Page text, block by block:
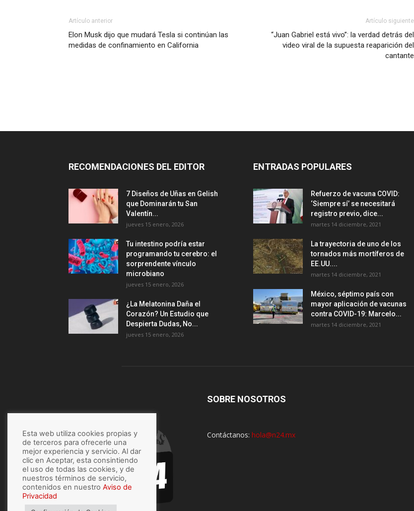
Artículo anterior
Elon Musk dijo que mudará Tesla si continúan las
medidas de confinamiento en California
Artículo siguiente
“Juan Gabriel está vivo”: la verdad detrás del
video viral de la supuesta reaparición del
cantante
RECOMENDACIONES DEL EDITOR
7 Diseños de Uñas en Gelish
que Dominarán tu San
Valentín...
jueves 15 enero, 2026
Tu intestino podría estar
programando tu cerebro: el
sorprendente vínculo
microbiano
jueves 15 enero, 2026
¿La Melatonina Daña el
Corazón? Un Estudio que
Despierta Dudas, No...
jueves 15 enero, 2026
ENTRADAS POPULARES
Refuerzo de vacuna COVID:
‘Siempre sí’ se necesitará
registro previo, dice...
martes 14 diciembre, 2021
La trayectoria de uno de los
tornados más mortíferos de
EE.UU....
martes 14 diciembre, 2021
México, séptimo país con
mayor aplicación de vacunas
contra COVID-19: Marcelo...
martes 14 diciembre, 2021
SOBRE NOSOTROS
Contáctanos: hola@n24.mx
Esta web utiliza cookies propias y
de terceros para ofrecerle una
mejor experiencia y servicio. Al dar
clic en Aceptar, esta consintiendo
el uso de todas las cookies, y de
nuestros términos de servicio,
contenidos en nuestro Aviso de
Privacidad